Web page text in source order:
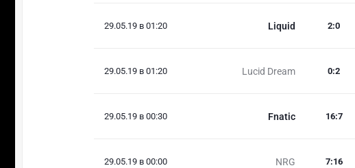
29.05.19 в 01:20 Liquid 2:0
29.05.19 в 01:20 Lucid Dream 0:2
29.05.19 в 00:30 Fnatic 16:7
29.05.19 в 00:00 NRG 7:16